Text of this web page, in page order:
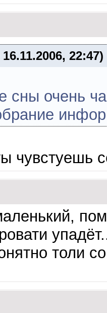
22:47)
очень
чувстуешь
толи